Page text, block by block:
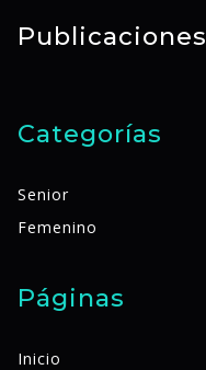
Publicaciones
Categorías
Senior
Femenino
Páginas
Inicio